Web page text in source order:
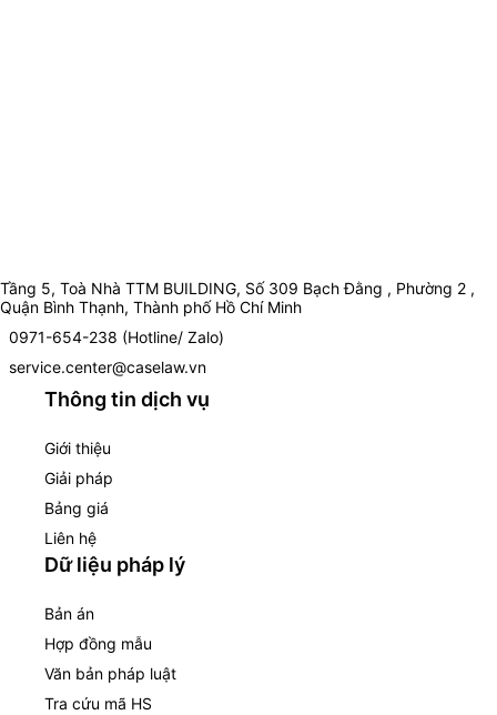
Tầng 5, Toà Nhà TTM BUILDING, Số 309 Bạch Đằng , Phường 2 ,
Quận Bình Thạnh, Thành phố Hồ Chí Minh
0971-654-238 (Hotline/ Zalo)
service.center@caselaw.vn
Thông tin dịch vụ
Giới thiệu
Giải pháp
Bảng giá
Liên hệ
Dữ liệu pháp lý
Bản án
Hợp đồng mẫu
Văn bản pháp luật
Tra cứu mã HS